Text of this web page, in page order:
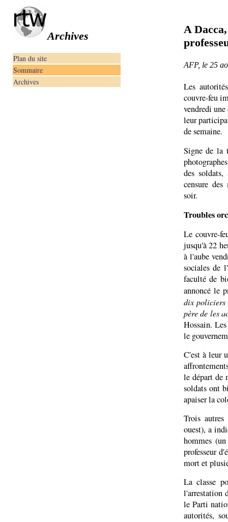
Archives
Plan du site
Sommaire
Archives
A
AFP, le 25
Les
couvre-feu
vendredi
leur
de semaine.
Signe de la
des
censure
soir.
Troubles
Le couvre-
jusqu'à 22
à l'aube
sociales de
faculté de
annoncé le
dix policiers
père de les
Hossain.
le
C'est à leur
le départ de
soldats ont
apaiser la
Trois
ouest), a
hommes
professeur
mort et
La classe
l'arrestation
le Parti
autorités,